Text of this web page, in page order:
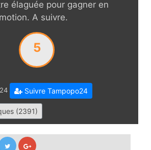
élaguée pour gagner en
A suivre.
5
Suivre Tampopo24
(2391)